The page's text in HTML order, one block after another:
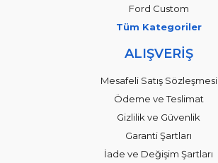
Ford Custom
Tüm Kategoriler
ALIŞVERİŞ
Mesafeli Satış Sözleşmesi
Ödeme ve Teslimat
Gizlilik ve Güvenlik
Garanti Şartları
İade ve Değişim Şartları